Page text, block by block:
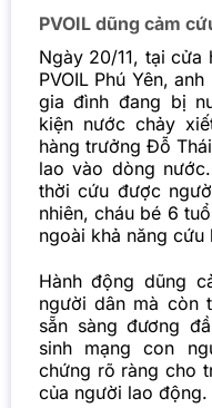
PVOIL dũng cảm
Ngày 20/11, tại cửa
PVOIL Phú Yên,
gia đình đang bị
kiện nước chảy
hàng trưởng Đỗ
lao vào dòng
thời cứu được
nhiên, cháu bé 6
ngoài khả năng
Hành động dũng
người dân mà còn
sẵn sàng đương
sinh mạng con
chứng rõ ràng cho
của người lao động.